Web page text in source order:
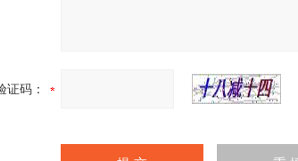
证码：